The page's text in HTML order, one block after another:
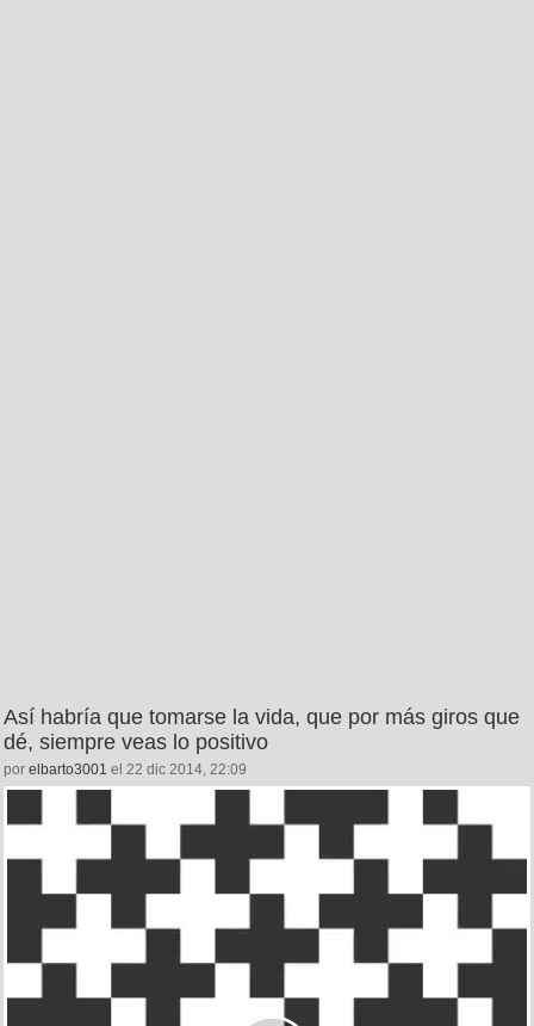
Así habría que tomarse la vida, que por más giros que
dé, siempre veas lo positivo
por elbarto3001 el 22 dic 2014, 22:09